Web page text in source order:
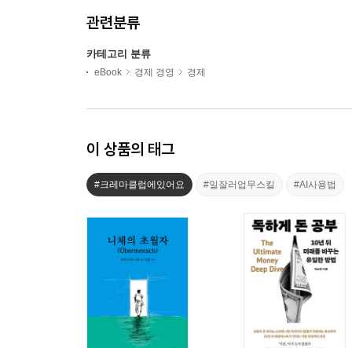
관련분류
카테고리 분류
eBook 경제 경영 경제
이 상품의 태그
#크레마클럽에있어요 #일잘러업무스킬 #AI사용법